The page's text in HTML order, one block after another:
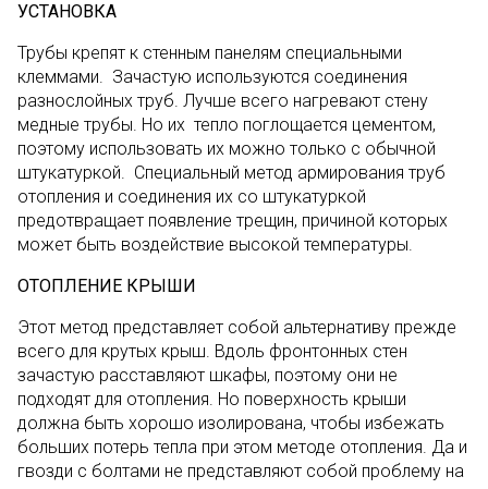
УСТАНОВКА
Трубы крепят к стенным панелям специальными
клеммами. Зачастую используются соединения
разнослойных труб. Лучше всего нагревают стену
медные трубы. Но их тепло поглощается цементом,
поэтому использовать их можно только с обычной
штукатуркой. Специальный метод армирования труб
отопления и соединения их со штукатуркой
предотвращает появление трещин, причиной которых
может быть воздействие высокой температуры.
ОТОПЛЕНИЕ КРЫШИ
Этот метод представляет собой альтернативу прежде
всего для крутых крыш. Вдоль фронтонных стен
зачастую расставляют шкафы, поэтому они не
подходят для отопления. Но поверхность крыши
должна быть хорошо изолирована, чтобы избежать
больших потерь тепла при этом методе отопления. Да и
гвозди с болтами не представляют собой проблему на